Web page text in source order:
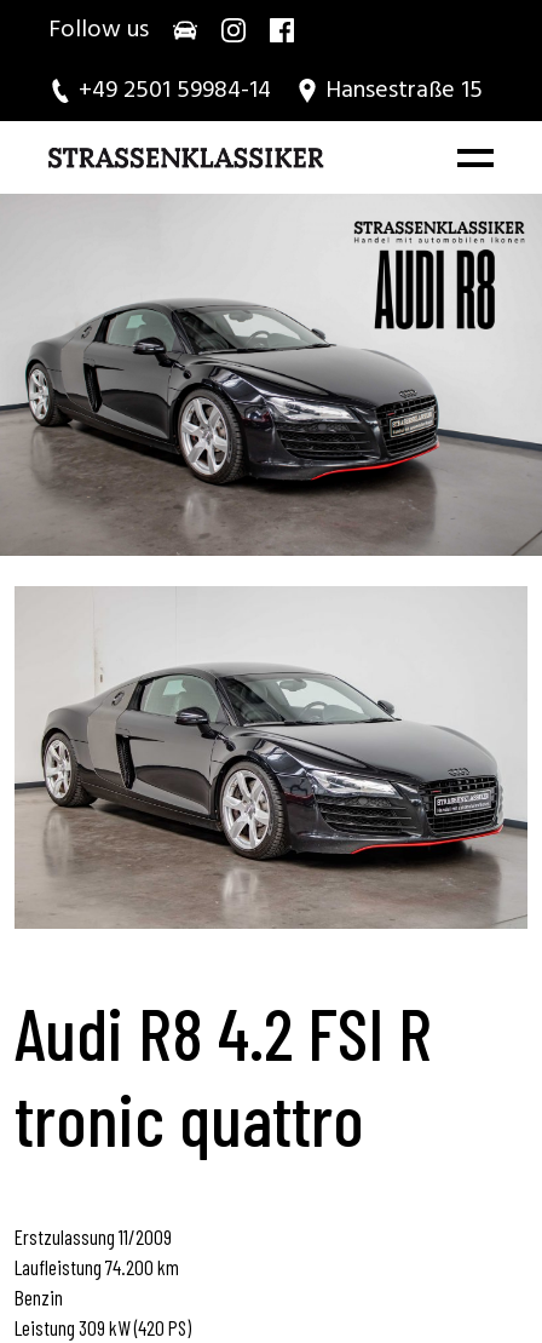
Follow us
+49 2501 59984-14
Hansestraße 15
Audi R8 4.2 FSI R
tronic quattro
Erstzulassung 11/2009
Laufleistung 74.200 km
Benzin
Leistung 309 kW (420 PS)